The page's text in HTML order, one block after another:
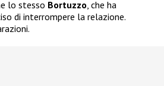
lo stesso Bortuzzo , che ha
di interrompere la relazione.